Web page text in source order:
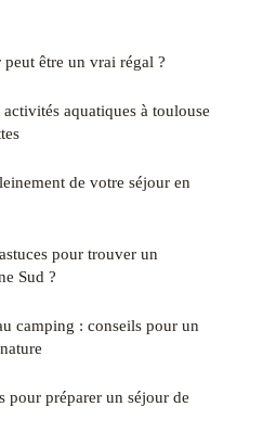
être un vrai régal ?
aquatiques à toulouse
de votre séjour en
pour trouver un
Sud ?
camping : conseils pour un
pour préparer un séjour de